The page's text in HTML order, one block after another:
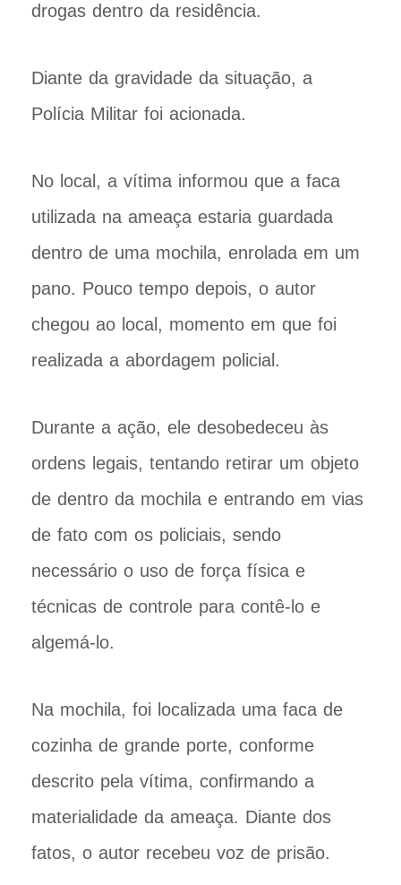
drogas dentro da residência.
Diante da gravidade da situação, a
Polícia Militar foi acionada.
No local, a vítima informou que a faca
utilizada na ameaça estaria guardada
dentro de uma mochila, enrolada em um
pano. Pouco tempo depois, o autor
chegou ao local, momento em que foi
realizada a abordagem policial.
Durante a ação, ele desobedeceu às
ordens legais, tentando retirar um objeto
de dentro da mochila e entrando em vias
de fato com os policiais, sendo
necessário o uso de força física e
técnicas de controle para contê-lo e
algemá-lo.
Na mochila, foi localizada uma faca de
cozinha de grande porte, conforme
descrito pela vítima, confirmando a
materialidade da ameaça. Diante dos
fatos, o autor recebeu voz de prisão.